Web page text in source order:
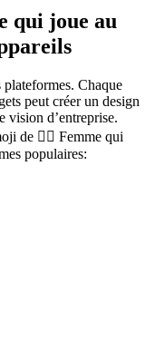
qui joue au
Chaque
peut créer un design
vision d’entreprise.
de 🤾‍♀️ Femme qui
populaires: